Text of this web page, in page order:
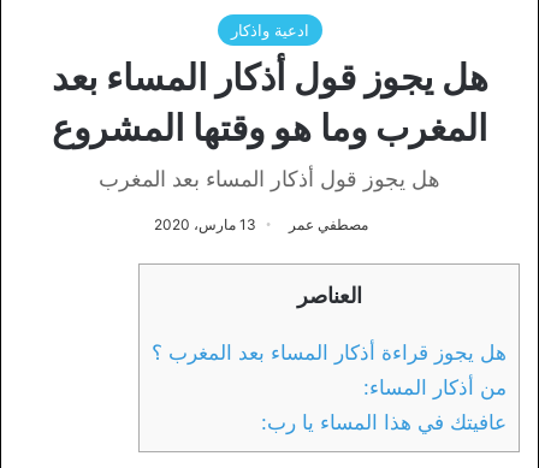
ادعية واذكار
هل يجوز قول أذكار المساء بعد
المغرب وما هو وقتها المشروع
هل يجوز قول أذكار المساء بعد المغرب
مصطفي عمر 13 مارس، 2020
العناصر
هل يجوز قراءة أذكار المساء بعد المغرب ؟
من أذكار المساء:
عافيتك في هذا المساء يا رب: